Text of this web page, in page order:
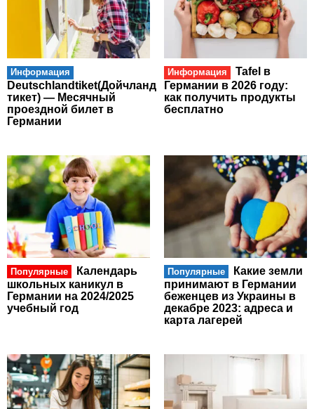
Информация
Deutschlandtiket(Дойчланд
тикет) — Месячный
проездной билет в
Германии
Информация
Tafel в
Германии в 2026 году:
как получить продукты
бесплатно
Популярные
Календарь
школьных каникул в
Германии на 2024/2025
учебный год
Популярные
Какие земли
принимают в Германии
беженцев из Украины в
декабре 2023: адреса и
карта лагерей